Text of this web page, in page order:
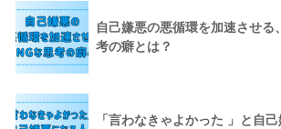
自己嫌悪の悪循環を加速させる
考の癖とは？
「言わなきゃよかった 」と自